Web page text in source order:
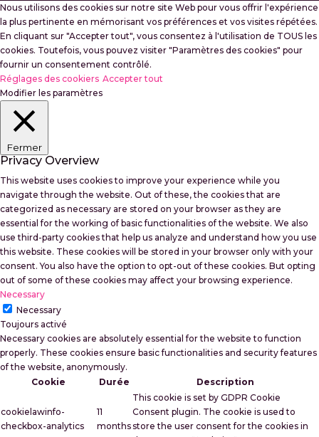
Nous utilisons des cookies sur notre site Web pour vous offrir l'expérience
la plus pertinente en mémorisant vos préférences et vos visites répétées.
En cliquant sur "Accepter tout", vous consentez à l'utilisation de TOUS les
cookies. Toutefois, vous pouvez visiter "Paramètres des cookies" pour
fournir un consentement contrôlé.
Réglages des cookiers Accepter tout
Modifier les paramètres
Fermer
Privacy Overview
This website uses cookies to improve your experience while you
navigate through the website. Out of these, the cookies that are
categorized as necessary are stored on your browser as they are
essential for the working of basic functionalities of the website. We also
use third-party cookies that help us analyze and understand how you use
this website. These cookies will be stored in your browser only with your
consent. You also have the option to opt-out of these cookies. But opting
out of some of these cookies may affect your browsing experience.
Necessary
Necessary
Toujours activé
Necessary cookies are absolutely essential for the website to function
properly. These cookies ensure basic functionalities and security features
of the website, anonymously.
Cookie
Durée Description
cookielawinfo-
checkbox-analytics
11
months
This cookie is set by GDPR Cookie
Consent plugin. The cookie is used to
store the user consent for the cookies in